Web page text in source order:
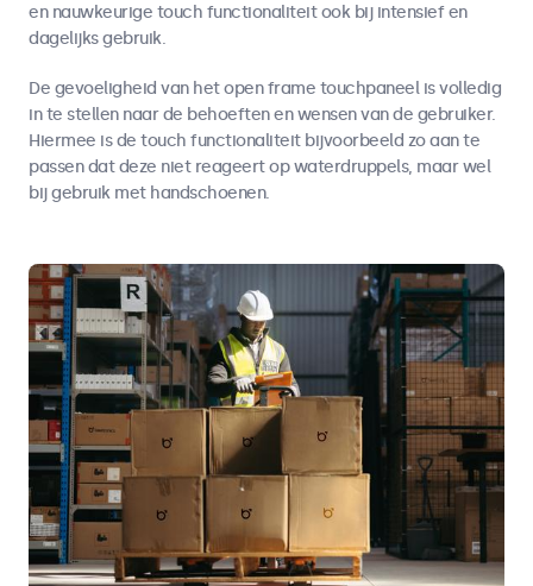
en nauwkeurige touch functionaliteit ook bij intensief en
dagelijks gebruik.
De gevoeligheid van het open frame touchpaneel is volledig
in te stellen naar de behoeften en wensen van de gebruiker.
Hiermee is de touch functionaliteit bijvoorbeeld zo aan te
passen dat deze niet reageert op waterdruppels, maar wel
bij gebruik met handschoenen.